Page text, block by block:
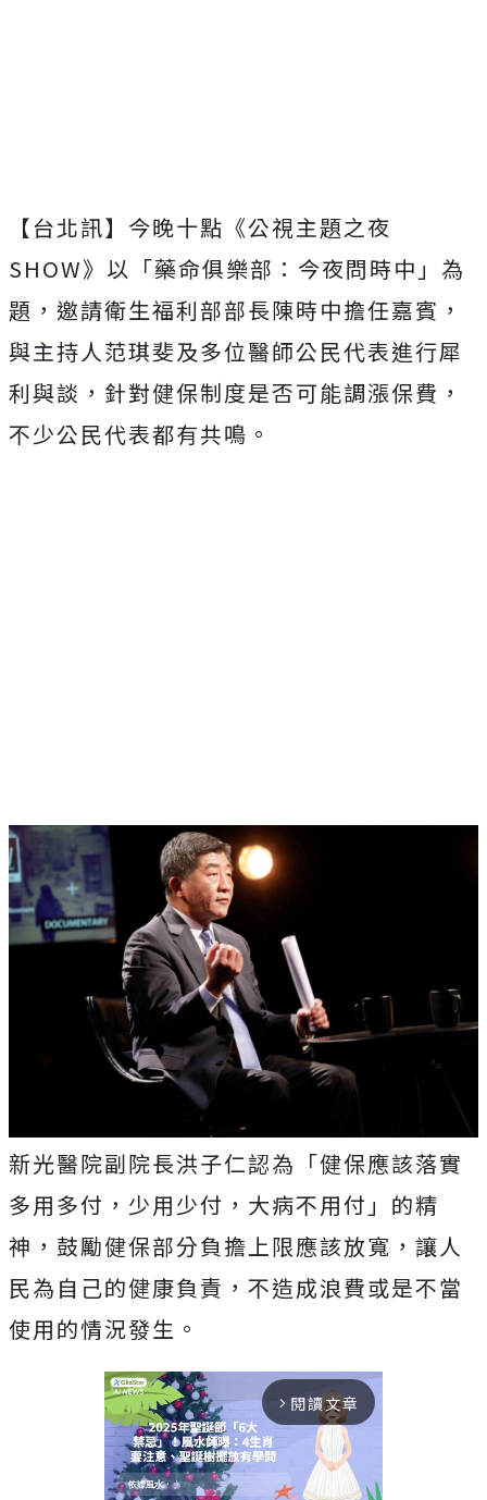
【台北訊】今晚十點《公視主題之夜
SHOW》以「藥命俱樂部：今夜問時中」為
題，邀請衛生福利部部長陳時中擔任嘉賓，
與主持人范琪斐及多位醫師公民代表進行犀
利與談，針對健保制度是否可能調漲保費，
不少公民代表都有共鳴。
新光醫院副院長洪子仁認為「健保應該落實
多用多付，少用少付，大病不用付」的精
神，鼓勵健保部分負擔上限應該放寬，讓人
民為自己的健康負責，不造成浪費或是不當
使用的情況發生。
arrow_forward_ios 閱讀文章